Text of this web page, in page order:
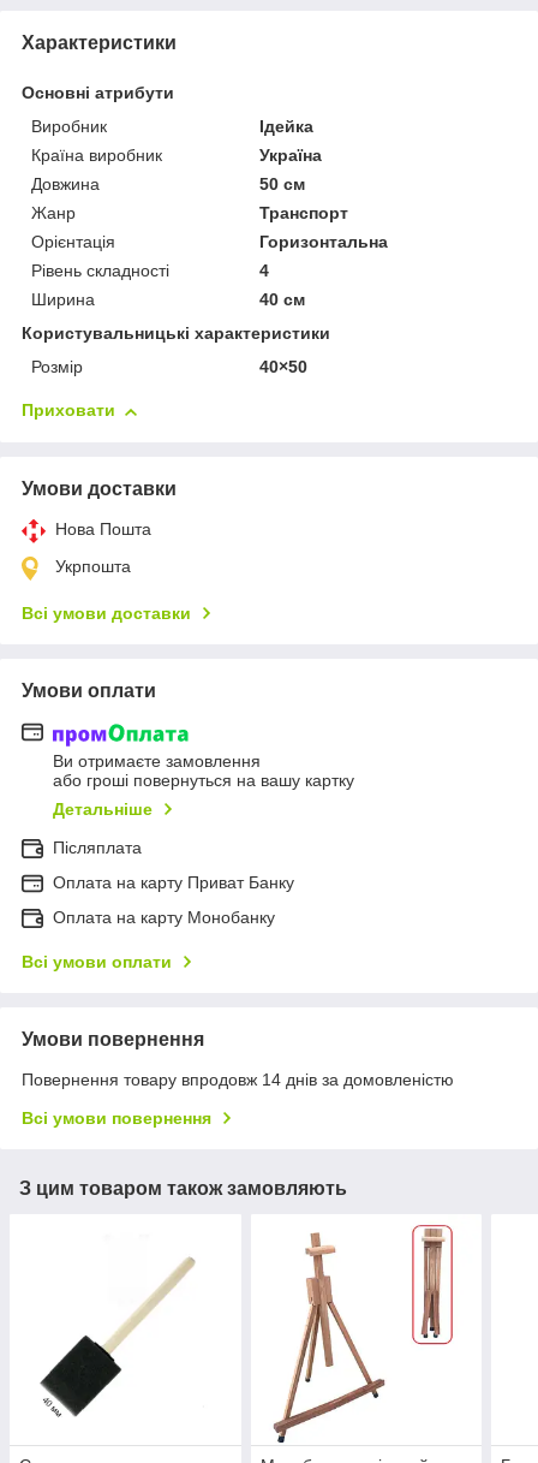
Характеристики
Основні атрибути
Виробник
Ідейка
Країна виробник
Україна
Довжина
50 см
Жанр
Транспорт
Орієнтація
Горизонтальна
Рівень складності
4
Ширина
40 см
Користувальницькі характеристики
Розмір
40×50
Приховати
Умови доставки
Нова Пошта
Укрпошта
Всі умови доставки
Умови оплати
Ви отримаєте замовлення
або гроші повернуться на вашу картку
Детальніше
Післяплата
Оплата на карту Приват Банку
Оплата на карту Монобанку
Всі умови оплати
Умови повернення
Повернення товару впродовж 14 днів за домовленістю
Всі умови повернення
З цим товаром також замовляють